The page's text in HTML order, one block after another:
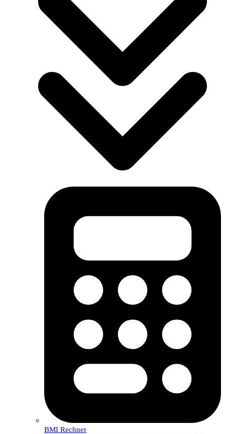
BMI Rechner